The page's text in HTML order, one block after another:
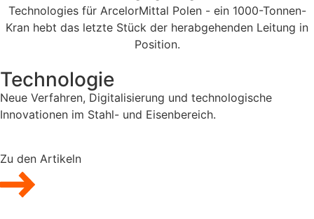
Technologie
Neue Verfahren, Digitalisierung und technologische
Innovationen im Stahl- und Eisenbereich.
Zu den Artikeln